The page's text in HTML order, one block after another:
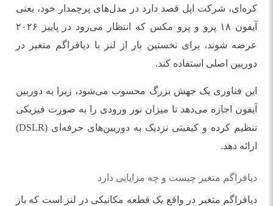
کره‌ای، شرکت اپل قصد دارد در مدل‌های پرچمدار خود، یعنی
آیفون ۱۸ پرو و پرو مکس که انتظار می‌رود در پاییز ۲۰۲۶
عرضه شوند، برای نخستین بار از لنز با دیافراگم متغیر در
دوربین اصلی استفاده کند.
این فناوری یک جهش بزرگ محسوب می‌شود، زیرا به دوربین
آیفون اجازه می‌دهد تا میزان نور ورودی را به صورت فیزیکی
تنظیم کرده و کیفیتی نزدیک به دوربین‌های حرفه‌ای (DSLR)
ارائه دهد.
دیافراگم متغیر چیست و چه مزایایی دارد
دیافراگم متغیر در واقع یک قطعه مکانیکی در لنز است که باز